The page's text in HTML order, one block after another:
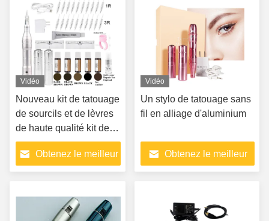
Vidéo
Nouveau kit de tatouage
de sourcils et de lèvres
de haute qualité kit de
machine à stylo de
tatouage professionnel
avec cartouche
outils de maquillage
adapté à l'art corporel
Obtenez le meilleur
Vidéo
Un stylo de tatouage sans
fil en alliage d'aluminium
Obtenez le meilleur